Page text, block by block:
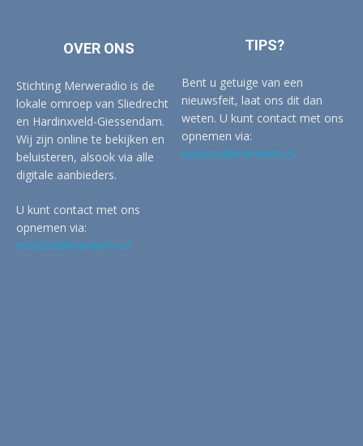
OVER ONS
Stichting Merweradio is de
lokale omroep van Sliedrecht
en Hardinxveld-Giessendam.
Wij zijn online te bekijken en
beluisteren, alsook via alle
digitale aanbieders.
U kunt contact met ons
opnemen via:
redactie@merwertv.nl
TIPS?
Bent u getuige van een
nieuwsfeit, laat ons dit dan
weten. U kunt contact met ons
opnemen via:
redactie@merwertv.nl